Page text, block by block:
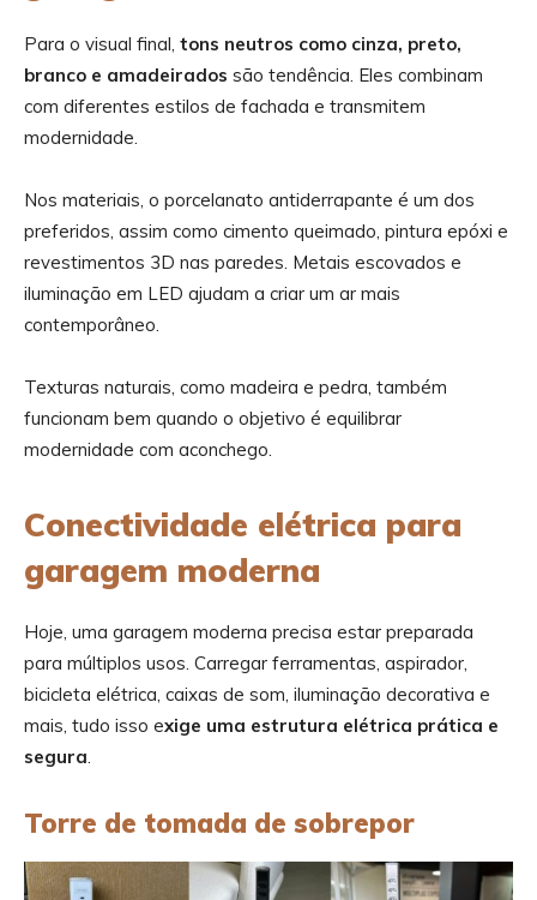
Para o visual final, tons neutros como cinza, preto,
branco e amadeirados são tendência. Eles combinam
com diferentes estilos de fachada e transmitem
modernidade.
Nos materiais, o porcelanato antiderrapante é um dos
preferidos, assim como cimento queimado, pintura epóxi e
revestimentos 3D nas paredes. Metais escovados e
iluminação em LED ajudam a criar um ar mais
contemporâneo.
Texturas naturais, como madeira e pedra, também
funcionam bem quando o objetivo é equilibrar
modernidade com aconchego.
Conectividade elétrica para
garagem moderna
Hoje, uma garagem moderna precisa estar preparada
para múltiplos usos. Carregar ferramentas, aspirador,
bicicleta elétrica, caixas de som, iluminação decorativa e
mais, tudo isso exige uma estrutura elétrica prática e
segura.
Torre de tomada de sobrepor